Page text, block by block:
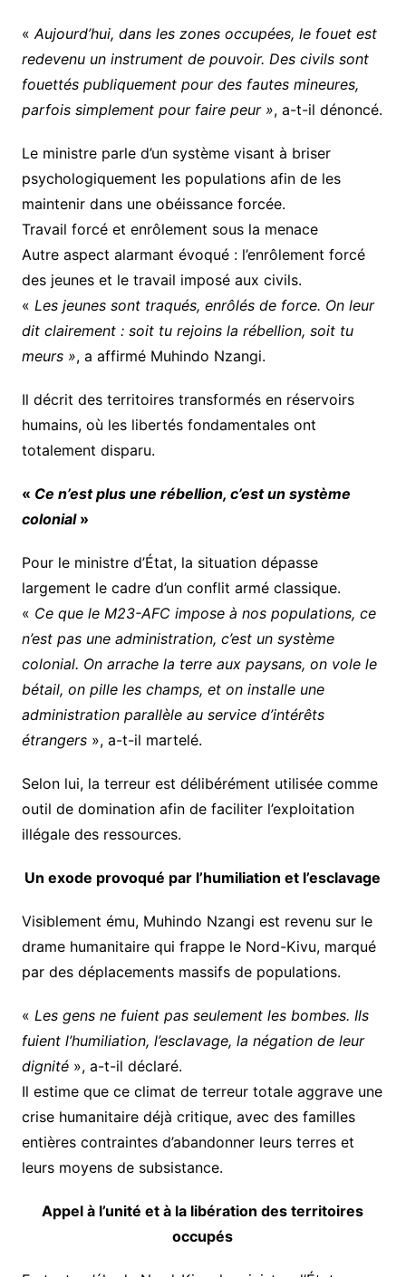
«Aujourd’hui, dans les zones occupées, le fouet est
redevenu un instrument de pouvoir. Des civils sont
fouettés publiquement pour des fautes mineures,
parfois simplement pour faire peur », a-t-il dénoncé.
Le ministre parle d’un système visant à briser
psychologiquement les populations afin de les
maintenir dans une obéissance forcée.
Travail forcé et enrôlement sous la menace
Autre aspect alarmant évoqué : l’enrôlement forcé
des jeunes et le travail imposé aux civils.
« Les jeunes sont traqués, enrôlés de force. On leur
dit clairement : soit tu rejoins la rébellion, soit tu
meurs », a affirmé Muhindo Nzangi.
Il décrit des territoires transformés en réservoirs
humains, où les libertés fondamentales ont
totalement disparu.
« Ce n’est plus une rébellion, c’est un système
colonial »
Pour le ministre d’État, la situation dépasse
largement le cadre d’un conflit armé classique.
« Ce que le M23-AFC impose à nos populations, ce
n’est pas une administration, c’est un système
colonial. On arrache la terre aux paysans, on vole le
bétail, on pille les champs, et on installe une
administration parallèle au service d’intérêts
étrangers», a-t-il martelé.
Selon lui, la terreur est délibérément utilisée comme
outil de domination afin de faciliter l’exploitation
illégale des ressources.
Un exode provoqué par l’humiliation et l’esclavage
Visiblement ému, Muhindo Nzangi est revenu sur le
drame humanitaire qui frappe le Nord-Kivu, marqué
par des déplacements massifs de populations.
« Les gens ne fuient pas seulement les bombes. Ils
fuient l’humiliation, l’esclavage, la négation de leur
dignité», a-t-il déclaré.
Il estime que ce climat de terreur totale aggrave une
crise humanitaire déjà critique, avec des familles
entières contraintes d’abandonner leurs terres et
leurs moyens de subsistance.
Appel à l’unité et à la libération des territoires
occupés